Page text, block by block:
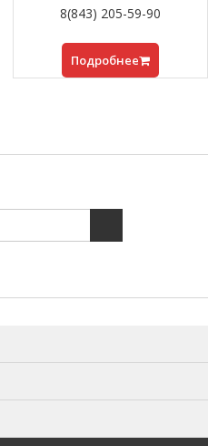
8(843) 205-59-90
Подробнее